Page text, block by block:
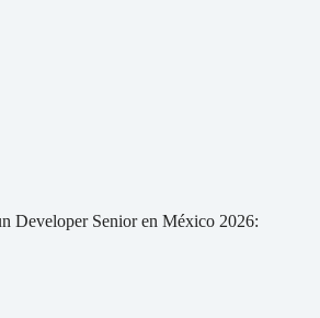
Developer Senior en México 2026: